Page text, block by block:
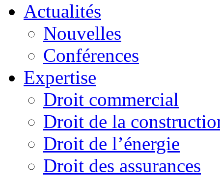
Actualités
Nouvelles
Conférences
Expertise
Droit commercial
Droit de la
Droit de l’énergie
Droit des assurances